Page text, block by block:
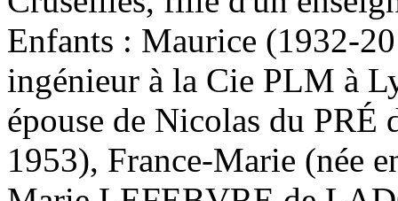
Enfants : Maurice (1932-
ingénieur à la Cie PLM à
épouse de Nicolas du
1953), France-Marie (née